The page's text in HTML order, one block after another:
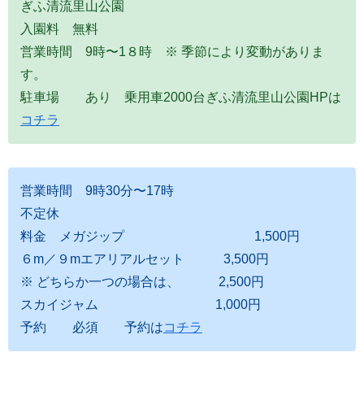
ぎふ清流里山公園
入園料 無料
営業時間 9時〜1８時 ※ 季節により変動がありま
す。
駐車場 あり 乗用車2000台ぎふ清流里山公園HPは
コチラ
営業時間 9時30分〜17時
不定休
料金 メガジップ 1,500円
６m／９mエアリアルセット 3,500円
※ どちらか一つの場合は、 2,500円
スカイジャム 1,000円
予約 必須 予約はコチラ